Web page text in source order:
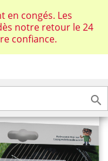
en congés. Les
notre retour le 24
confiance.
